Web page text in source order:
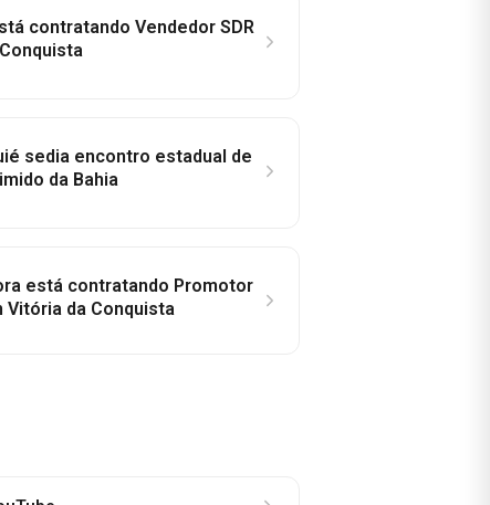
contratando Vendedor SDR
sedia encontro estadual de
da Bahia
está contratando Promotor
Vitória da Conquista